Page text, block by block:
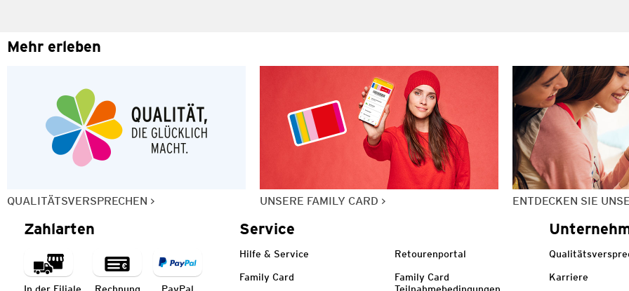
Mehr erleben
QUALITÄTSVERSPRECHEN UNSERE FAMILY CARD ENTDECKEN SIE
Zahlarten Service
Hilfe & Service Retourenportal
Family Card
Family Card
Karriere